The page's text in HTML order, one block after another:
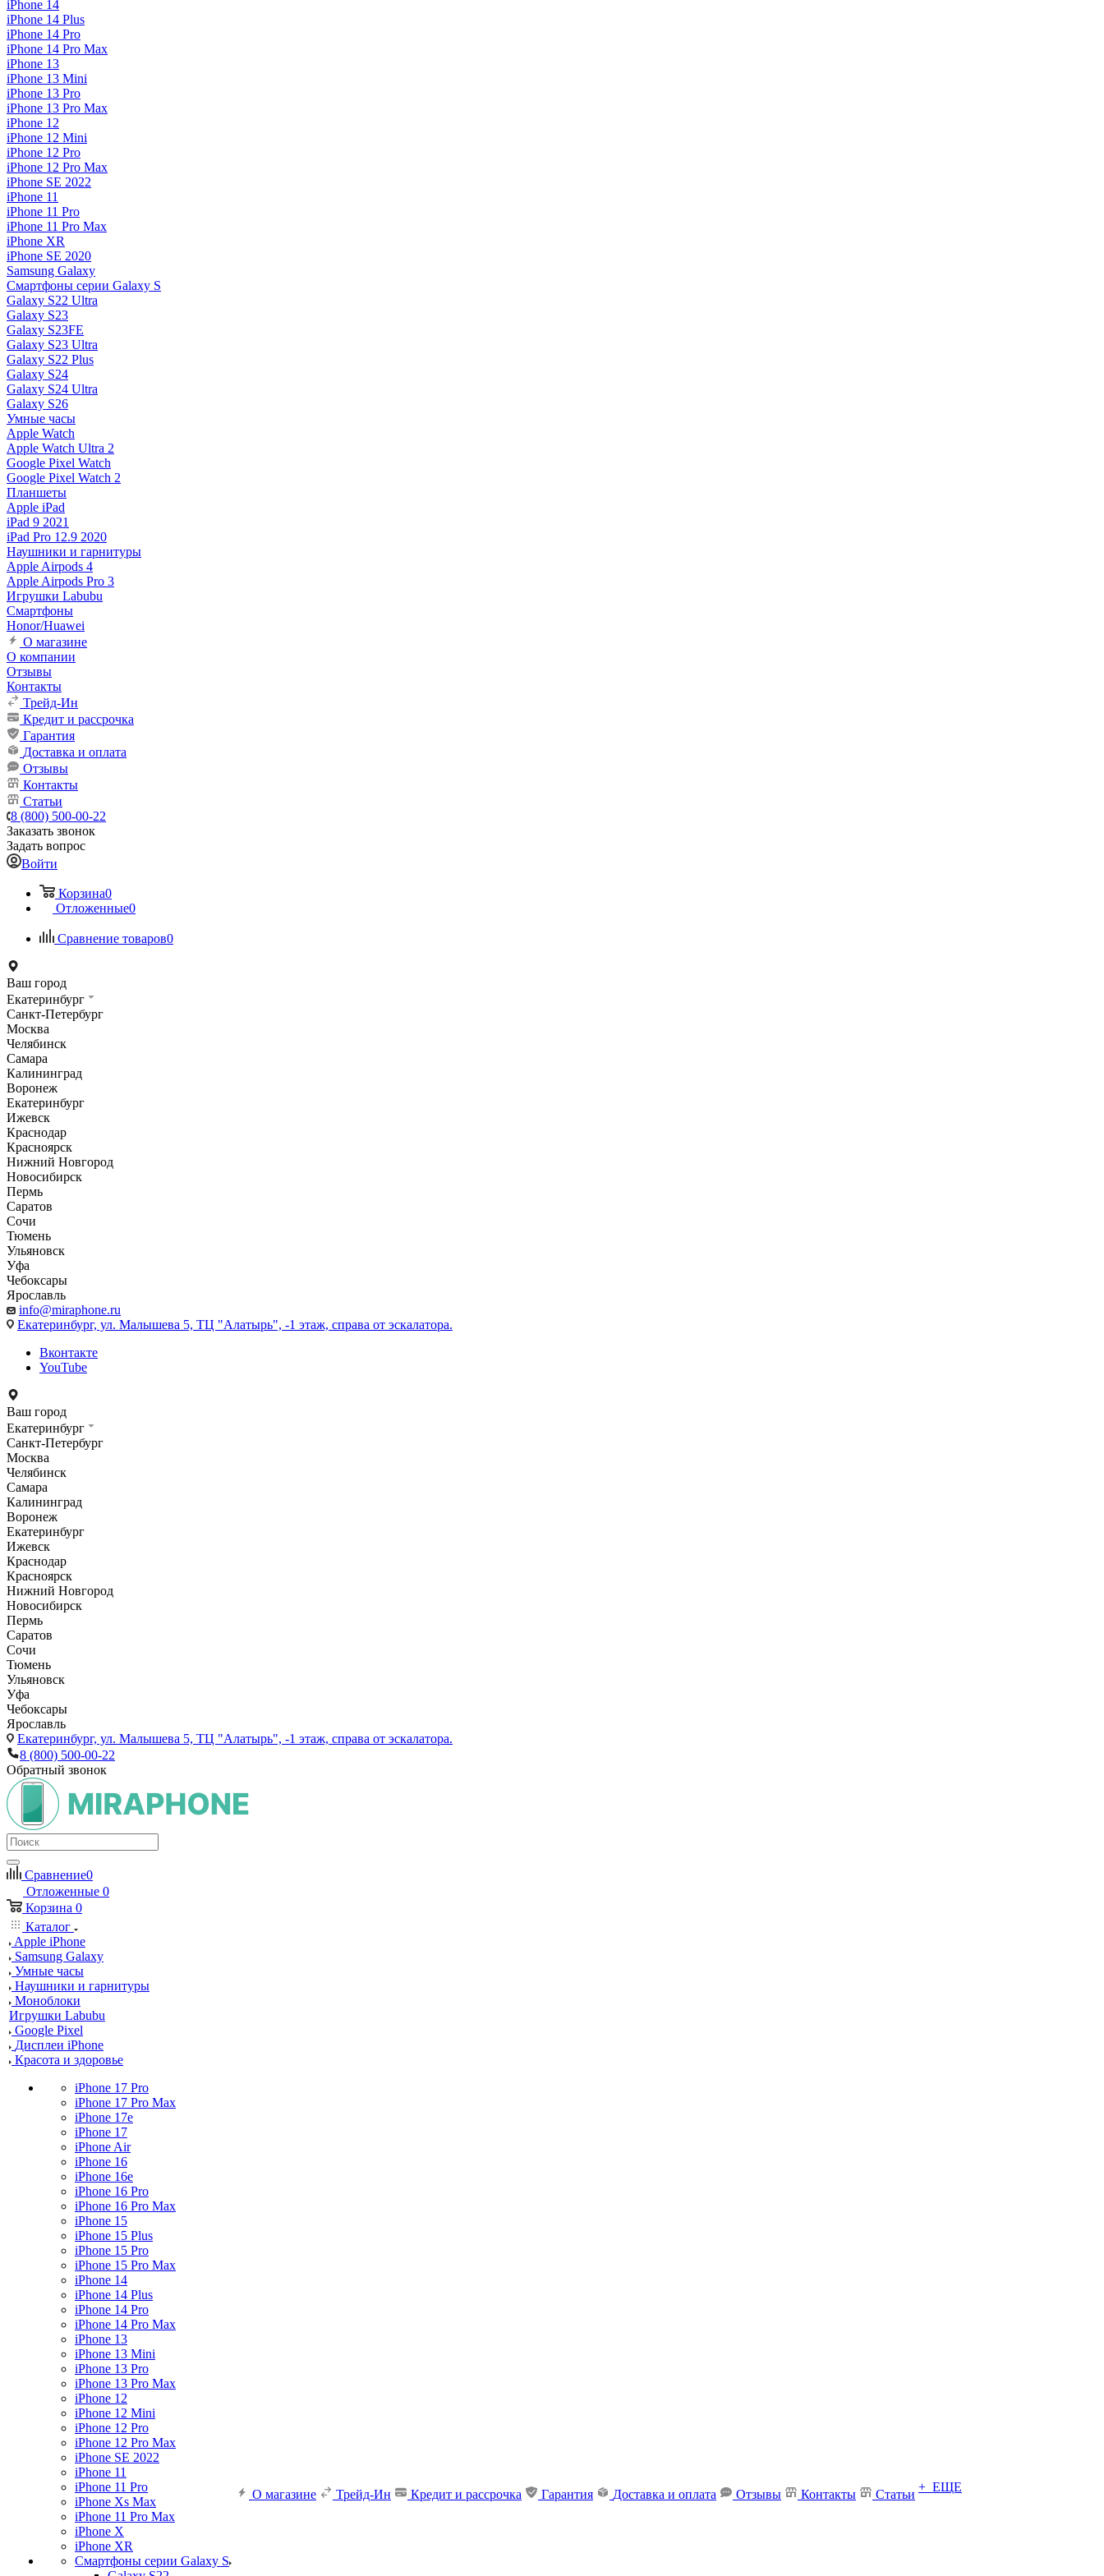
iPhone 14
iPhone 14 Plus
iPhone 14 Pro
iPhone 14 Pro Max
iPhone 13
iPhone 13 Mini
iPhone 13 Pro
iPhone 13 Pro Max
iPhone 12
iPhone 12 Mini
iPhone 12 Pro
iPhone 12 Pro Max
iPhone SE 2022
iPhone 11
iPhone 11 Pro
iPhone 11 Pro Max
iPhone XR
iPhone SE 2020
Samsung Galaxy
Смартфоны серии Galaxy S
Galaxy S22 Ultra
Galaxy S23
Galaxy S23FE
Galaxy S23 Ultra
Galaxy S22 Plus
Galaxy S24
Galaxy S24 Ultra
Galaxy S26
Умные часы
Apple Watch
Apple Watch Ultra 2
Google Pixel Watch
Google Pixel Watch 2
Планшеты
Apple iPad
iPad 9 2021
iPad Pro 12.9 2020
Наушники и гарнитуры
Apple Airpods 4
Apple Airpods Pro 3
Игрушки Labubu
Смартфоны
Honor/Huawei
О магазине
О компании
Отзывы
Контакты
Трейд-Ин
Кредит и рассрочка
Гарантия
Доставка и оплата
Отзывы
Контакты
Статьи
8 (800) 500-00-22
Заказать звонок
Задать вопрос
Войти
Корзина0
Отложенные0
Сравнение товаров0
Ваш город
Екатеринбург
Санкт-Петербург
Москва
Челябинск
Самара
Калининград
Воронеж
Екатеринбург
Ижевск
Краснодар
Красноярск
Нижний Новгород
Новосибирск
Пермь
Саратов
Сочи
Тюмень
Ульяновск
Уфа
Чебоксары
Ярославль
info@miraphone.ru
Екатеринбург, ул. Малышева 5, ТЦ "Алатырь", -1 этаж, справа от эскалатора.
Вконтакте
YouTube
Ваш город
Екатеринбург
Санкт-Петербург
Москва
Челябинск
Самара
Калининград
Воронеж
Екатеринбург
Ижевск
Краснодар
Красноярск
Нижний Новгород
Новосибирск
Пермь
Саратов
Сочи
Тюмень
Ульяновск
Уфа
Чебоксары
Ярославль
Екатеринбург, ул. Малышева 5, ТЦ "Алатырь", -1 этаж, справа от эскалатора.
8 (800) 500-00-22
Обратный звонок
Сравнение0
Отложенные 0
Корзина 0
Каталог
Apple iPhone
Samsung Galaxy
Умные часы
Наушники и гарнитуры
Моноблоки
Игрушки Labubu
Google Pixel
Дисплеи iPhone
Красота и здоровье
iPhone 17 Pro
iPhone 17 Pro Max
iPhone 17e
iPhone 17
iPhone Air
iPhone 16
iPhone 16e
iPhone 16 Pro
iPhone 16 Pro Max
iPhone 15
iPhone 15 Plus
iPhone 15 Pro
iPhone 15 Pro Max
iPhone 14
iPhone 14 Plus
iPhone 14 Pro
iPhone 14 Pro Max
iPhone 13
iPhone 13 Mini
iPhone 13 Pro
iPhone 13 Pro Max
iPhone 12
iPhone 12 Mini
iPhone 12 Pro
iPhone 12 Pro Max
iPhone SE 2022
iPhone 11
iPhone 11 Pro
iPhone Xs Max
iPhone 11 Pro Max
iPhone X
iPhone XR
Смартфоны серии Galaxy S
О магазине Трейд-Ин Кредит и рассрочка Гарантия Доставка и оплата Отзывы Контакты Статьи
+ ЕЩЕ